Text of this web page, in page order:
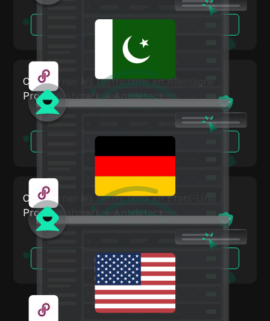
TransferWise
Twitter/X
Upwork
Venmo
Marché Walmart
Wayfair
WebMoney
WeChat
WhatsApp Business
Souhait
Contourner les restrictions en Allemagne :
Proxy Poshmark + Antidetect
Contourner les restrictions en États-Unis :
Proxy Poshmark + Antidetect
Lire la suite